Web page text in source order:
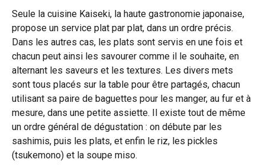
Seule la cuisine Kaiseki, la haute gastronomie japonaise,
propose un service plat par plat, dans un ordre précis.
Dans les autres cas, les plats sont servis en une fois et
chacun peut ainsi les savourer comme il le souhaite, en
alternant les saveurs et les textures. Les divers mets
sont tous placés sur la table pour être partagés, chacun
utilisant sa paire de baguettes pour les manger, au fur et à
mesure, dans une petite assiette. Il existe tout de même
un ordre général de dégustation : on débute par les
sashimis, puis les plats, et enfin le riz, les pickles
(tsukemono) et la soupe miso.